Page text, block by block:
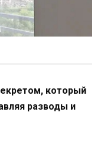
который
разводы и